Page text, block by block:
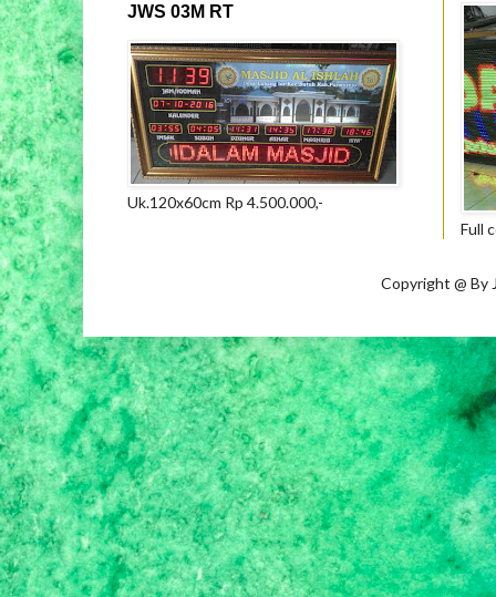
JWS 03M RT
Uk.120x60cm Rp 4.500.000,-
Full
Copyright @ By